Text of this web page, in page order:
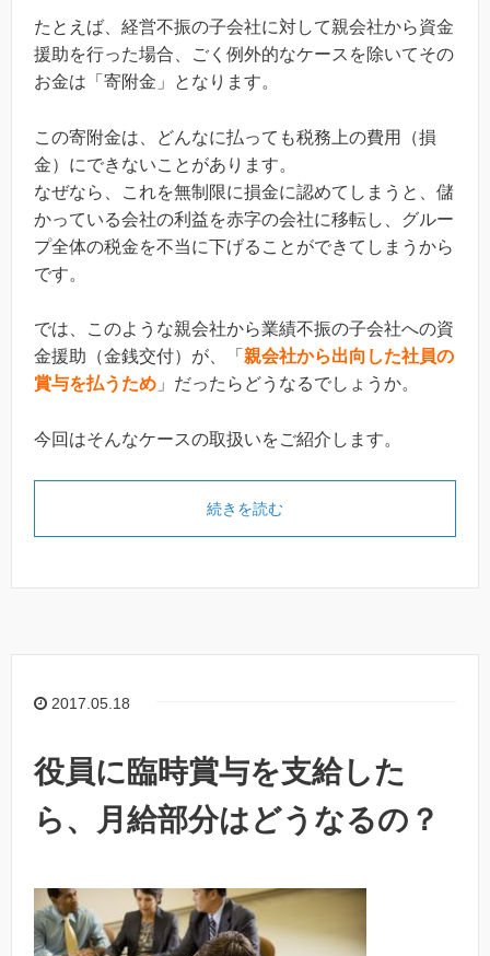
たとえば、経営不振の子会社に対して親会社から資金
援助を行った場合、ごく例外的なケースを除いてその
お金は「寄附金」となります。
この寄附金は、どんなに払っても税務上の費用（損
金）にできないことがあります。
なぜなら、これを無制限に損金に認めてしまうと、儲
かっている会社の利益を赤字の会社に移転し、グルー
プ全体の税金を不当に下げることができてしまうから
です。
では、このような親会社から業績不振の子会社への資
金援助（金銭交付）が、「 親会社から出向した社員の
賞与を払うため 」だったらどうなるでしょうか。
今回はそんなケースの取扱いをご紹介します。
続きを読む
2017.05.18
役員に臨時賞与を支給した
ら、月給部分はどうなるの？